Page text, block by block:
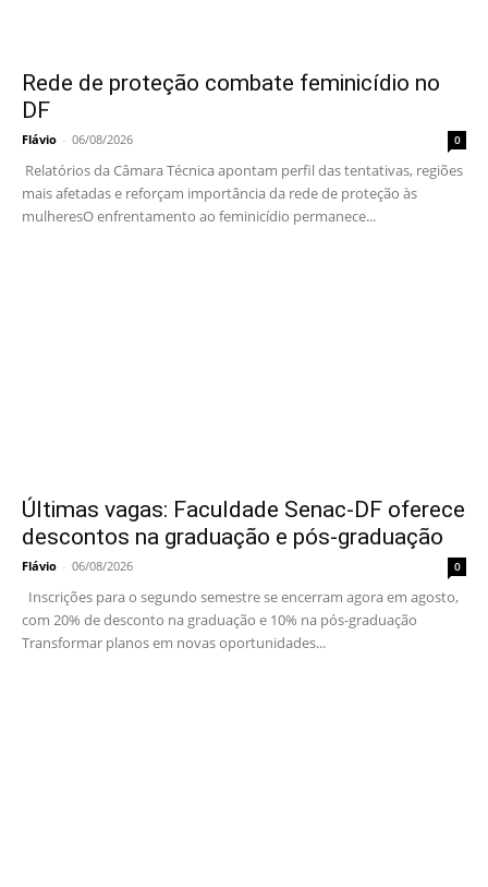
Rede de proteção combate feminicídio no
DF
Flávio - 06/08/2026 0
Relatórios da Câmara Técnica apontam perfil das tentativas, regiões
mais afetadas e reforçam importância da rede de proteção às
mulheresO enfrentamento ao feminicídio permanece...
Últimas vagas: Faculdade Senac-DF oferece
descontos na graduação e pós-graduação
Flávio - 06/08/2026 0
Inscrições para o segundo semestre se encerram agora em agosto,
com 20% de desconto na graduação e 10% na pós-graduação
Transformar planos em novas oportunidades...